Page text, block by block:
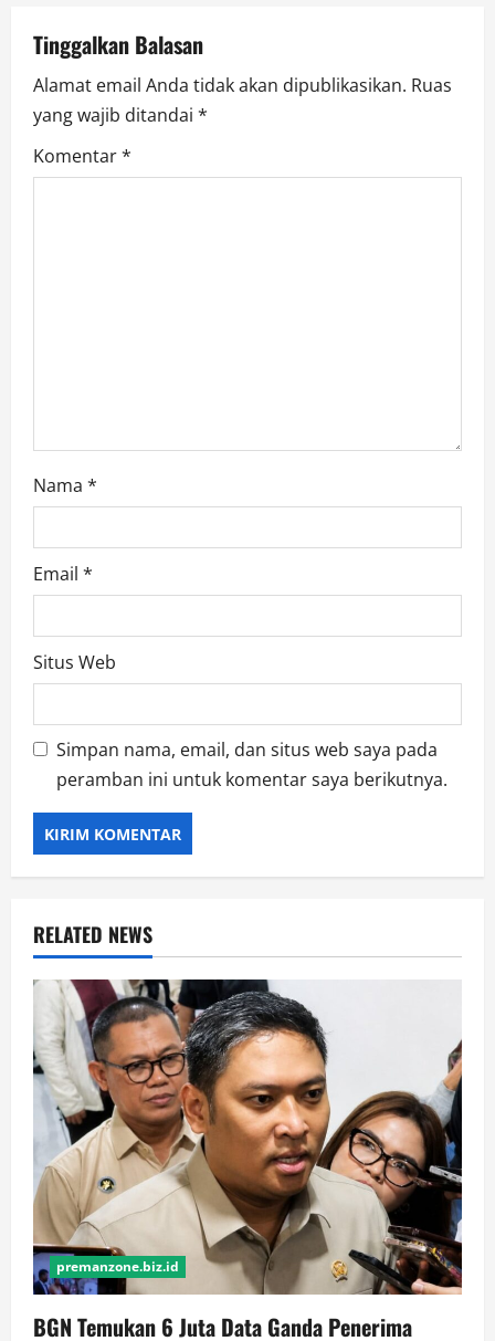
i
g
a
Tinggalkan Balasan
Alamat email Anda tidak akan dipublikasikan. Ruas
yang wajib ditandai *
Komentar*
Nama *
Email *
Situs Web
Simpan nama, email, dan situs web saya pada
peramban ini untuk komentar saya berikutnya.
RELATED NEWS
premanzone.biz.id
BGN Temukan 6 Juta Data Ganda Penerima